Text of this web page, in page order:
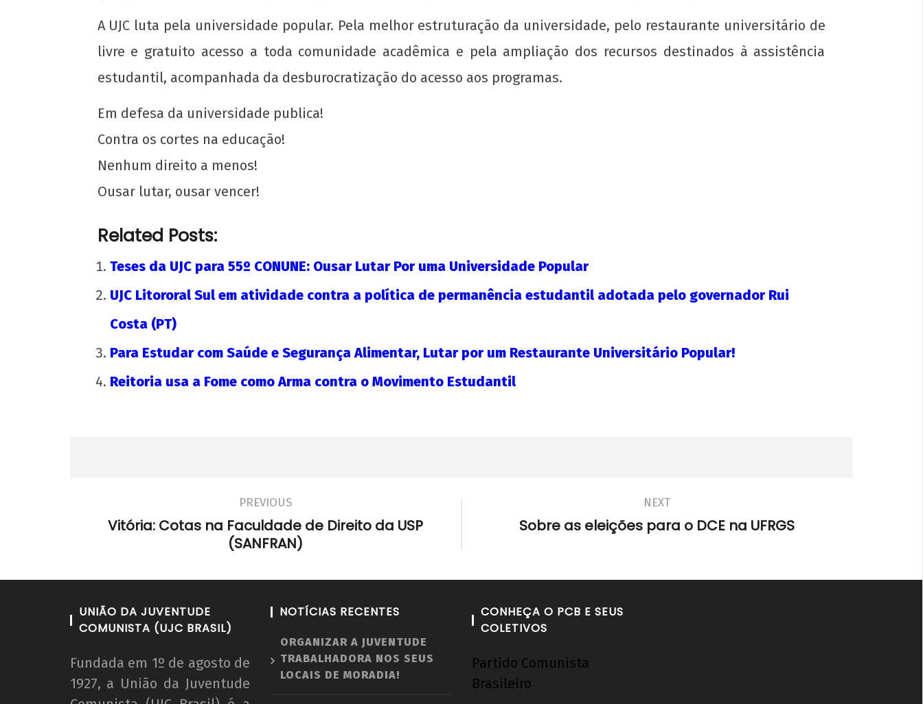
admin
admin
Teses da UJC e do MUP para o 49º
CONUEE-MG
abril
2017
wp-
admin
A UJC luta pela universidade popular. Pela melhor estruturação da universidade, pelo restaurante universitário de
livre e gratuito acesso a toda comunidade acadêmica e pela ampliação dos recursos destinados à assistência
estudantil, acompanhada da desburocratização do acesso aos programas.
Em defesa da universidade publica!
Contra os cortes na educação!
Nenhum direito a menos!
Ousar lutar, ousar vencer!
Related Posts:
Teses da UJC para 55º CONUNE: Ousar Lutar Por uma Universidade Popular
UJC Litororal Sul em atividade contra a política de permanência estudantil adotada pelo governador Rui
Costa (PT)
Para Estudar com Saúde e Segurança Alimentar, Lutar por um Restaurante Universitário Popular!
Reitoria usa a Fome como Arma contra o Movimento Estudantil
PREVIOUS
Vitória: Cotas na Faculdade de Direito da USP
(SANFRAN)
NEXT
Sobre as eleições para o DCE na UFRGS
UNIÃO DA JUVENTUDE
COMUNISTA (UJC BRASIL)
Fundada em 1º de agosto de
1927, a União da Juventude
NOTÍCIAS RECENTES
ORGANIZAR A JUVENTUDE
TRABALHADORA NOS SEUS
LOCAIS DE MORADIA!
CONHEÇA O PCB E SEUS
COLETIVOS
Partido Comunista
Brasileiro